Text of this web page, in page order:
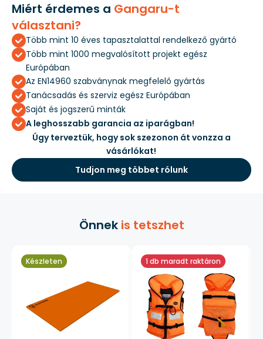
Miért érdemes a Gangaru-t
választani?
Több mint 10 éves tapasztalattal rendelkező gyártó
Több mint 1000 megvalósított projekt egész
Európában
Az EN14960 szabványnak megfelelő gyártás
Tanácsadás és szerviz egész Európában
Saját és jogszerű minták
A leghosszabb garancia az iparágban!
Úgy terveztük, hogy sok szezonon át vonzza a
vásárlókat!
Tudjon meg többet rólunk
Önnek is tetszhet
Készleten 1 db maradt raktáron